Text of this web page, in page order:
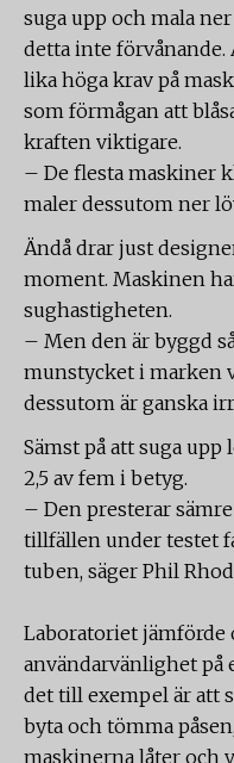
suga upp och mala
detta inte förvånande.
lika höga krav på
som förmågan att
kraften viktigare.
– De flesta maskiner
maler dessutom ner
Ändå drar just
moment. Maskinen
sughastigheten.
– Men den är byggd
munstycket i marken
dessutom är ganska
Sämst på att suga
2,5 av fem i betyg.
– Den presterar
tillfällen under testet
tuben, säger Phil
Laboratoriet jämförde
användarvänlighet på
det till exempel är att
byta och tömma
maskinerna låter och